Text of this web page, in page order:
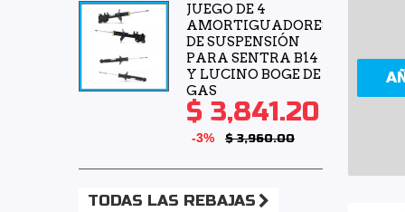
JUEGO DE 4
AMORTIGUADORES
DE SUSPENSIÓN
PARA SENTRA B14
Y LUCINO BOGE DE
GAS
$ 3,841.20
-3% $ 3,960.00
TODAS LAS REBAJAS